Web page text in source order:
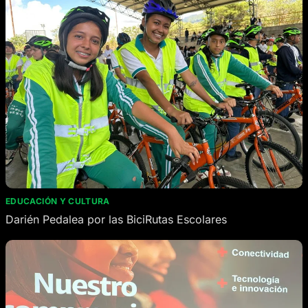
EDUCACIÓN Y CULTURA
Darién Pedalea por las BiciRutas Escolares